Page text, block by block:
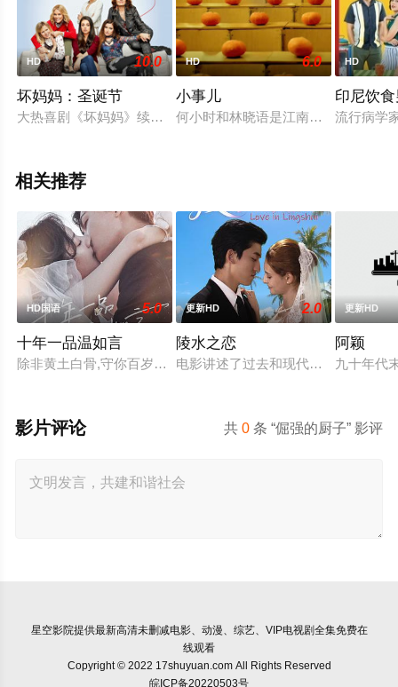
HD 10.0
坏妈妈：圣诞节
大热喜剧《坏妈妈》续集北美定档2017年11月3日上映首部编剧
HD 6.0
小事儿
何小时和林晓语是江南小镇里的高二
HD
印尼饮
流行病学
相关推荐
HD国语 5.0
十年一品温如言
除非黄土白骨,守你百岁无忧,你是否遇见十年羁绊百年奉陪的那
更新HD 2.0
陵水之恋
电影讲述了过去和现代两段跨国爱情
更新HD
阿颖
九十年代
共0 条 “倔强的厨子” 影评
影片评论
星空影院提供最新高清未删减电影、动漫、综艺、VIP电视剧全集免费在
线观看
Copyright © 2022 17shuyuan.com All Rights Reserved
皖ICP备20220503号